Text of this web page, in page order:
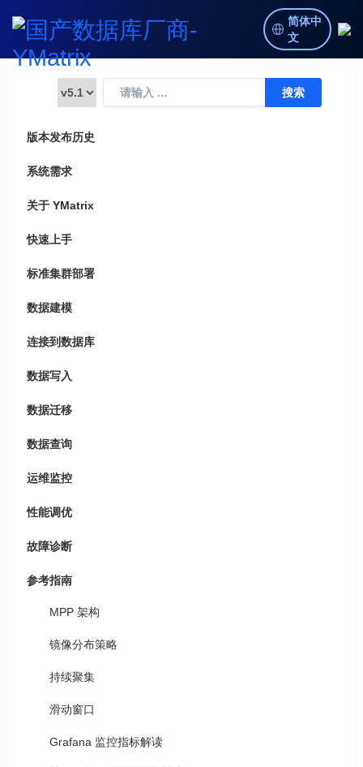
简体中
文
版本发布历史
系统需求
关于 YMatrix
快速上手
标准集群部署
数据建模
连接到数据库
数据写入
数据迁移
数据查询
运维监控
性能调优
故障诊断
参考指南
MPP 架构
镜像分布策略
持续聚集
滑动窗口
Grafana 监控指标解读